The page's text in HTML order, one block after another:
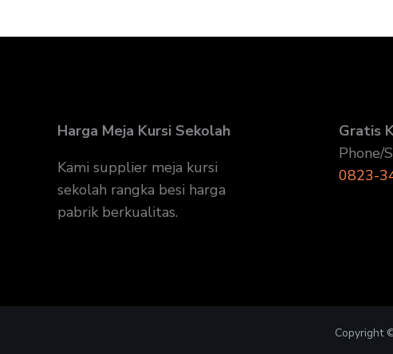
Harga Meja Kursi Sekolah
Kami supplier meja kursi
sekolah rangka besi harga
pabrik berkualitas.
Gratis
Phone/
0823-
Copyright